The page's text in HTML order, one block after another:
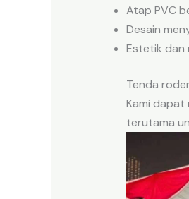
Atap PVC
Desain
Estetik dan
Tenda
Kami dapat
terutama